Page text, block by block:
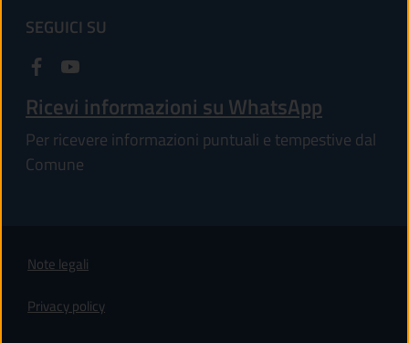
SEGUICI SU
Ricevi informazioni su WhatsApp
Per ricevere informazioni puntuali e tempestive dal
Comune
Note legali
Privacy policy